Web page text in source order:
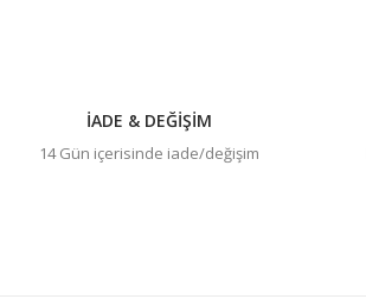
İADE & DEĞİŞİM
14 Gün içerisinde iade/değişim